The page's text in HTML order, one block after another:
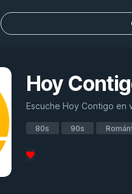
Buscar:
Hoy
Escuche Hoy Contigo en
80s 90s